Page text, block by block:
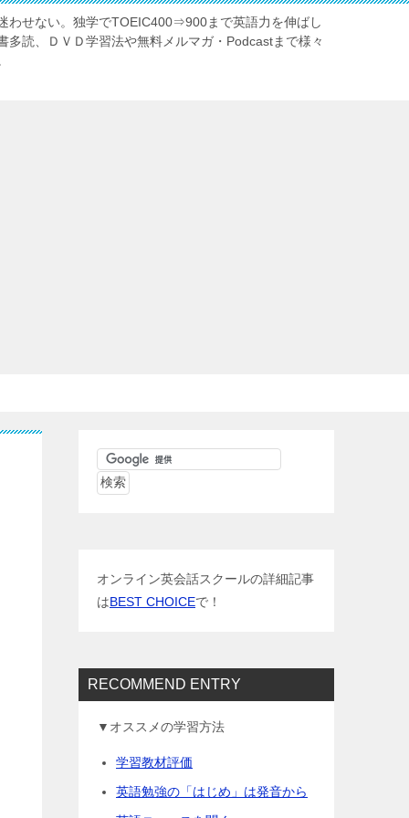
わせない。独学でTOEIC400⇒900まで英語力を伸ばし
多読、ＤＶＤ学習法や無料メルマガ・Podcastまで様々
オンライン英会話スクールの詳細記事
はBEST CHOICEで！
RECOMMEND ENTRY
▼オススメの学習方法
学習教材評価
英語勉強の「はじめ」は発音から